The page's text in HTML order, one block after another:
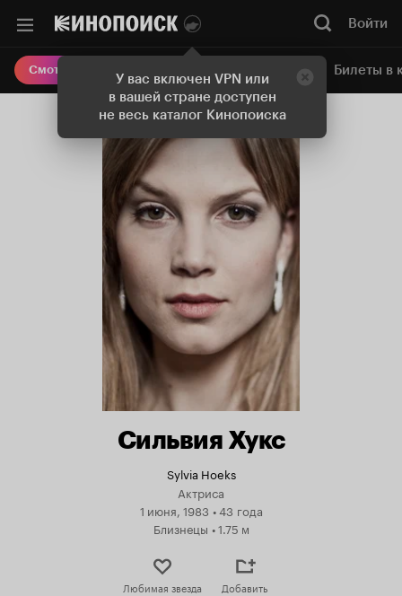
У вас включен VPN или
в вашей стране доступен
не весь каталог Кинопоиска
Войти
Смотреть кино Онлайн-кинотеатр Билеты в
Сильвия Хукс
Sylvia Hoeks
Актриса
1 июня, 1983 •43 года
Близнецы •1.75 м
Любимая звезда Добавить